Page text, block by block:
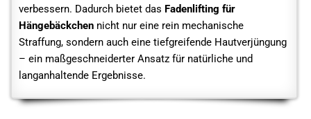
verbessern. Dadurch bietet das Fadenlifting für
Hängebäckchen nicht nur eine rein mechanische
Straffung, sondern auch eine tiefgreifende Hautverjüngung
– ein maßgeschneiderter Ansatz für natürliche und
langanhaltende Ergebnisse.